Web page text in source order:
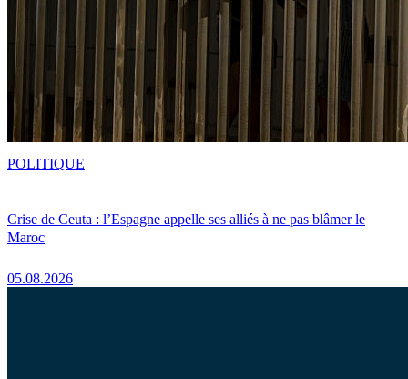
Crise de Ceuta : l’Espagne appelle ses alliés à ne pas blâmer le
Maroc
05.08.2026
POLITIQUE